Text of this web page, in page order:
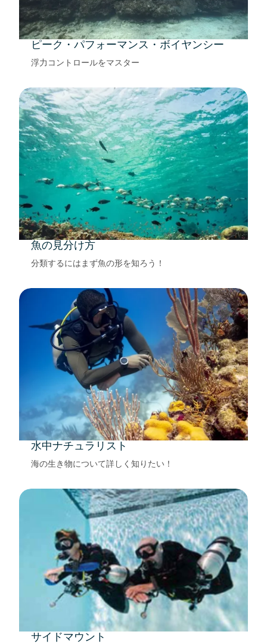
ピーク・パフォーマンス・ボイヤンシー
浮力コントロールをマスター
魚の見分け方
分類するにはまず魚の形を知ろう！
水中ナチュラリスト
海の生き物について詳しく知りたい！
サイドマウント